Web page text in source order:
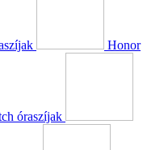
Honor
óraszíjak